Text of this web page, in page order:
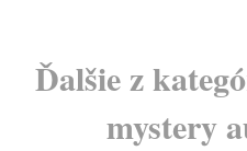
Ďalšie z
mystery